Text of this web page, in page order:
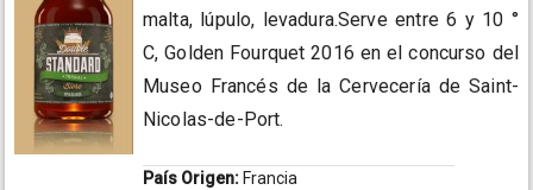
malta, lúpulo, levadura.Serve entre 6 y 10 °
C, Golden Fourquet 2016 en el concurso del
Museo Francés de la Cervecería de Saint-
Nicolas-de-Port.
País Origen: Francia